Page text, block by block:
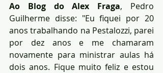
Ao Blog do Alex Fraga, Pedro
Guilherme disse: "Eu fiquei por 20
anos trabalhando na Pestalozzi, parei
por dez anos e me chamaram
novamente para ministrar aulas há
dois anos. Fique muito feliz e estou